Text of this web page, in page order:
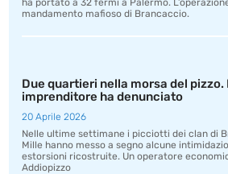
ha portato a 32 fermi a Palermo.
mandamento mafioso di Brancaccio.
Due quartieri nella morsa del pizzo.
imprenditore ha denunciato
20 Aprile 2026
Nelle ultime settimane i picciotti dei clan di
Mille hanno messo a segno alcune
estorsioni ricostruite. Un operatore
Addiopizzo